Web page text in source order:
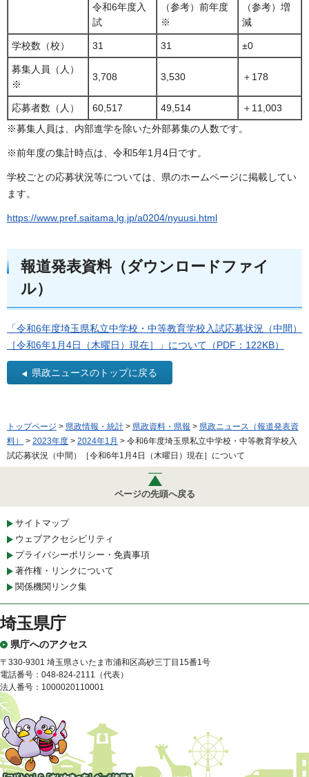
令和6年度入
試
（参考）前年度
※
（参考）増
減
学校数（校） 31 31 ±0
募集人員（人）
※
3,708 3,530 ＋178
応募者数（人） 60,517 49,514
＋11,003
※募集人員は、内部進学を除いた外部募集の人数です。
※前年度の集計時点は、令和5年1月4日です。
学校ごとの応募状況等については、県のホームページに掲載してい
ます。
https://www.pref.saitama.lg.jp/a0204/nyuusi.html
報道発表資料（ダウンロードファイ
ル）
「令和6年度埼玉県私立中学校・中等教育学校入試応募状況（中間）
［令和6年1月4日（木曜日）現在］」について（PDF：122KB）
県政ニュースのトップに戻る
トップページ > 県政情報・統計 > 県政資料・県報 > 県政ニュース（報道発表資
料）
> 2023年度 > 2024年1月 > 令和6年度埼玉県私立中学校・中等教育学校入
試応募状況（中間）［令和6年1月4日（木曜日）現在］について
ページの先頭へ戻る
サイトマップ
ウェブアクセシビリティ
プライバシーポリシー・免責事項
著作権・リンクについて
関係機関リンク集
埼玉県庁
県庁へのアクセス
〒330-9301 埼玉県さいたま市浦和区高砂三丁目15番1号
電話番号：048-824-2111（代表）
法人番号：1000020110001